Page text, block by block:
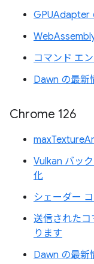
GPUAdapter
コマンド エ
Dawn の最新
Chrome 126
Vulkan バッ
化
シェーダー
送信された
ります
Dawn の最新